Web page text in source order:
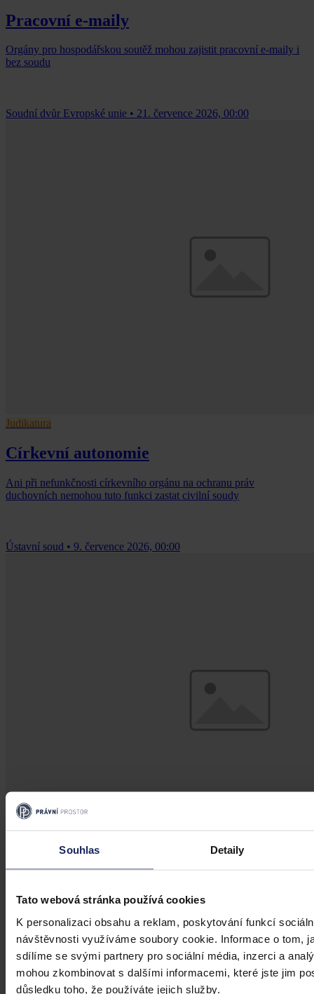
Souhlas Detaily
Tato webová stránka používá cookies
K personalizaci obsahu a reklam, poskytování funkcí
návštěvnosti využíváme soubory cookie. Informace o tom,
sdílíme se svými partnery pro sociální média, inzerci a
mohou zkombinovat s dalšími informacemi, které jste jim
důsledku toho, že používáte jejich služby.
Pracovní e-maily
Orgány pro hospodářskou soutěž mohou zajistit pracovní e-maily i
bez soudu
Soudní dvůr Evropské unie • 21. července 2026, 00:00
Judikatura
Církevní autonomie
Ani při nefunkčnosti církevního orgánu na ochranu práv
duchovních nemohou tuto funkci zastat civilní soudy
Ústavní soud • 9. července 2026, 00:00
investora
Investiční očekávání nemůže mít přednost před demokratickým
výkonem samosprávy